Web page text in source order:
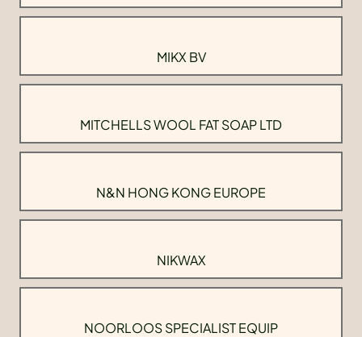
MIKX BV
MITCHELLS WOOL FAT SOAP LTD
N&N HONG KONG EUROPE
NIKWAX
NOORLOOS SPECIALIST EQUIP